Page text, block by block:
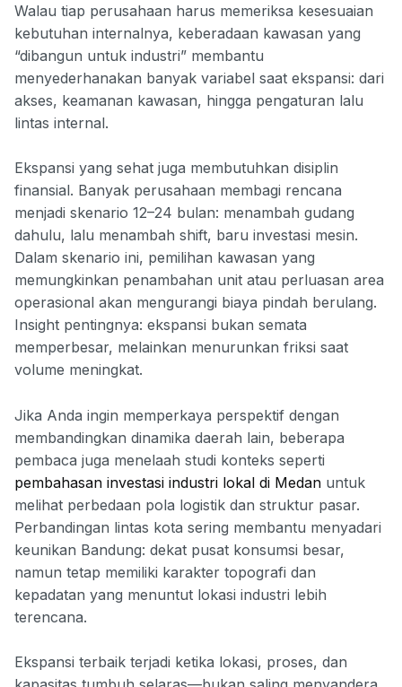
Walau tiap perusahaan harus memeriksa kesesuaian
kebutuhan internalnya, keberadaan kawasan yang
“dibangun untuk industri” membantu
menyederhanakan banyak variabel saat ekspansi: dari
akses, keamanan kawasan, hingga pengaturan lalu
lintas internal.
Ekspansi yang sehat juga membutuhkan disiplin
finansial. Banyak perusahaan membagi rencana
menjadi skenario 12–24 bulan: menambah gudang
dahulu, lalu menambah shift, baru investasi mesin.
Dalam skenario ini, pemilihan kawasan yang
memungkinkan penambahan unit atau perluasan area
operasional akan mengurangi biaya pindah berulang.
Insight pentingnya: ekspansi bukan semata
memperbesar, melainkan menurunkan friksi saat
volume meningkat.
Jika Anda ingin memperkaya perspektif dengan
membandingkan dinamika daerah lain, beberapa
pembaca juga menelaah studi konteks seperti
pembahasan investasi industri lokal di Medan untuk
melihat perbedaan pola logistik dan struktur pasar.
Perbandingan lintas kota sering membantu menyadari
keunikan Bandung: dekat pusat konsumsi besar,
namun tetap memiliki karakter topografi dan
kepadatan yang menuntut lokasi industri lebih
terencana.
Ekspansi terbaik terjadi ketika lokasi, proses, dan